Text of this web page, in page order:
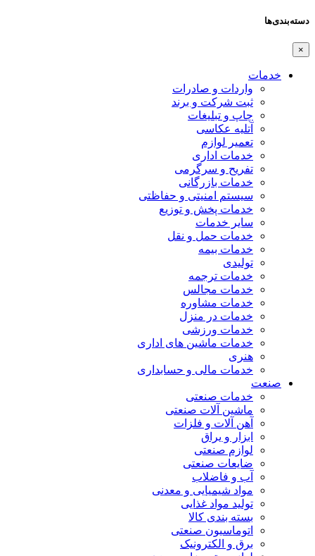
دسته‌بندی‌ها
×
خدمات
واردات و صادرات
ثبت شرکت و برند
چاپ و تبلیغات
آتلیه عکاسی
تعمیر لوازم
خدمات اداری
تفریح و سرگرمی
خدمات بازرگانی
سیستم امنیتی و حفاظتی
خدمات پخش و توزیع
سایر خدمات
خدمات حمل و نقل
خدمات بیمه
تولیدی
خدمات ترجمه
خدمات مجالس
خدمات مشاوره
خدمات در منزل
خدمات ورزشی
خدمات ماشین های اداری
هنری
خدمات مالی و حسابداری
صنعت
خدمات صنعتی
ماشین آلات صنعتی
آهن آلات و فلزات
ابزار و یراق
لوازم صنعتی
ضایعات صنعتی
آب و فاضلاب
مواد شیمیایی و معدنی
تولید مواد غذایی
بسته بندی کالا
اتوماسیون صنعتی
برق و الکترونیک